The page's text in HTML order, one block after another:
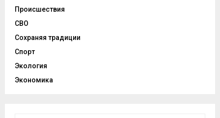
Происшествия
СВО
Сохраняя традиции
Спорт
Экология
Экономика